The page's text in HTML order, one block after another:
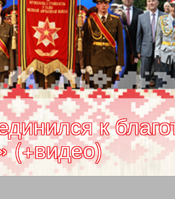
к
(+видео)